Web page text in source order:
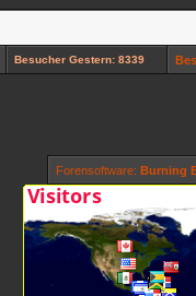
Besucher Gestern: 8339
Forensoftware: Burning